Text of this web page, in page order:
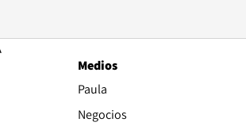
Medios
Paula
Negocios